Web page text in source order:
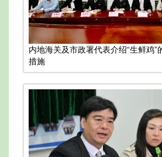
内地海关及市政署代表介绍“生鲜鸡”
措施